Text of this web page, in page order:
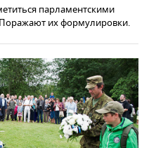
парламентскими
их формулировки.